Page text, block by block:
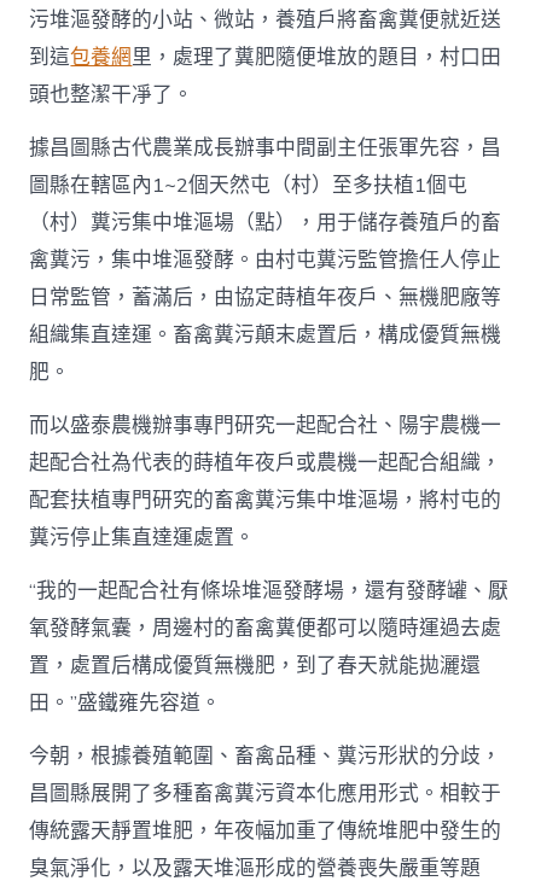
污堆漚發酵的小站、微站，養殖戶將畜禽糞便就近送
到這包養網里，處理了糞肥隨便堆放的題目，村口田
頭也整潔干凈了。
據昌圖縣古代農業成長辦事中間副主任張軍先容，昌
圖縣在轄區內1~2個天然屯（村）至多扶植1個屯
（村）糞污集中堆漚場（點），用于儲存養殖戶的畜
禽糞污，集中堆漚發酵。由村屯糞污監管擔任人停止
日常監管，蓄滿后，由協定蒔植年夜戶、無機肥廠等
組織集直達運。畜禽糞污顛末處置后，構成優質無機
肥。
而以盛泰農機辦事專門研究一起配合社、陽宇農機一
起配合社為代表的蒔植年夜戶或農機一起配合組織，
配套扶植專門研究的畜禽糞污集中堆漚場，將村屯的
糞污停止集直達運處置。
“我的一起配合社有條垛堆漚發酵場，還有發酵罐、厭
氧發酵氣囊，周邊村的畜禽糞便都可以隨時運過去處
置，處置后構成優質無機肥，到了春天就能拋灑還
田。”盛鐵雍先容道。
今朝，根據養殖範圍、畜禽品種、糞污形狀的分歧，
昌圖縣展開了多種畜禽糞污資本化應用形式。相較于
傳統露天靜置堆肥，年夜幅加重了傳統堆肥中發生的
臭氣淨化，以及露天堆漚形成的營養喪失嚴重等題